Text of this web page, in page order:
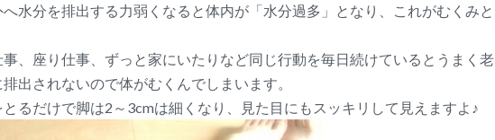
へ水分を排出する力弱くなると体内が「水分過多」となり、これがむくみと
事、座り仕事、ずっと家にいたりなど同じ行動を毎日続けているとうまく老
出されないので体がむくんでしまいます。
とるだけで脚は2～3cmは細くなり、見た目にもスッキリして見えますよ♪